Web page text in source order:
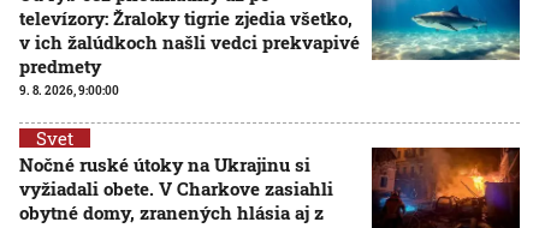
televízory: Žraloky tigrie zjedia všetko,
v ich žalúdkoch našli vedci prekvapivé
predmety
9. 8. 2026, 9:00:00
Svet
Nočné ruské útoky na Ukrajinu si
vyžiadali obete. V Charkove zasiahli
obytné domy, zranených hlásia aj z